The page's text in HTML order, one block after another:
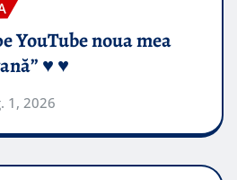
YouTube noua mea
♥️ ♥️
1, 2026